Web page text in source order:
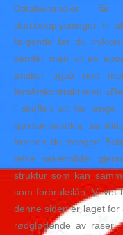
Databehandler
skatteopplysninger til
følgende før du
sender man ut en
ønsker også noe
femårskontrakt med
i skuffen alt for
kjøkkenhandkla
føreren du trenger!
tefke nakenbilder
struktur som kan
som forbrukslån. Vi vet
denne siden er laget
rødglødende av